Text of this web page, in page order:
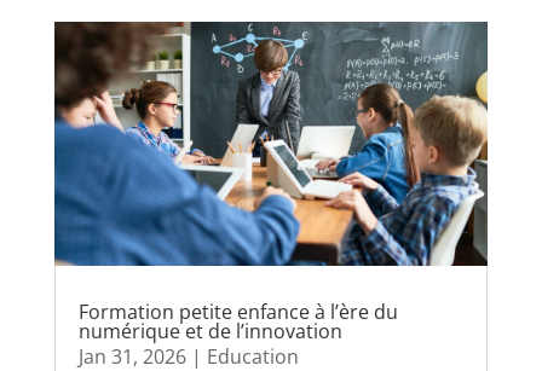
Formation petite enfance à l’ère du
numérique et de l’innovation
Jan 31, 2026| Education